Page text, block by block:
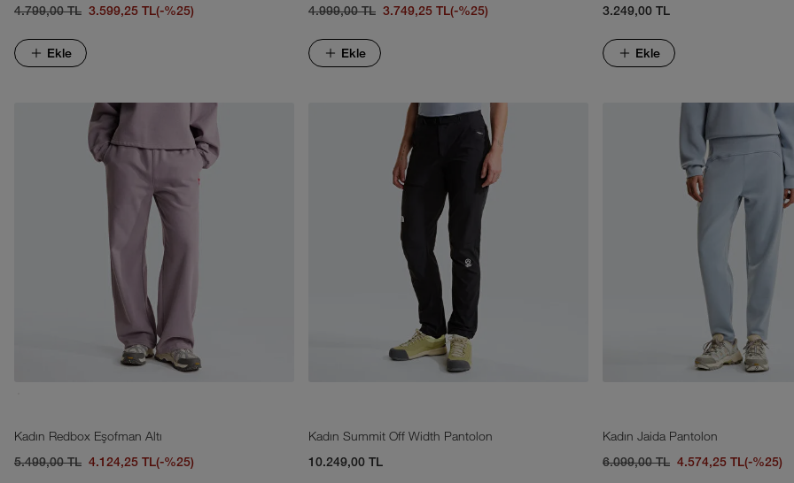
4.799,00 TL 3.599,25 TL(-%25)
Ekle
4.999,00 TL 3.749,25 TL(-%25)
Ekle
3.249,00 TL
Ekle
Kadın Redbox Eşofman Altı
5.499,00 TL 4.124,25 TL(-%25)
Kadın Summit Off Width Pantolon
10.249,00 TL
Kadın Jaida Pantolon
6.099,00 TL 4.574,25 TL(-%25)